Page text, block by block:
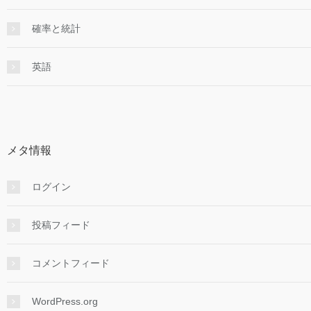
確率と統計
英語
メタ情報
ログイン
投稿フィード
コメントフィード
WordPress.org